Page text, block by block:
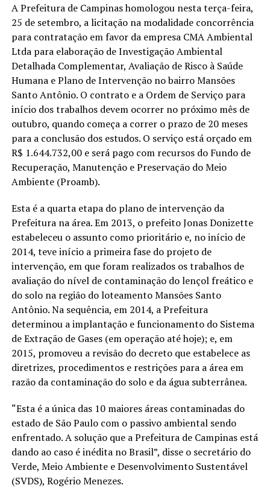
A Prefeitura de Campinas homologou nesta terça-feira,
25 de setembro, a licitação na modalidade concorrência
para contratação em favor da empresa CMA Ambiental
Ltda para elaboração de Investigação Ambiental
Detalhada Complementar, Avaliação de Risco à Saúde
Humana e Plano de Intervenção no bairro Mansões
Santo Antônio. O contrato e a Ordem de Serviço para
início dos trabalhos devem ocorrer no próximo mês de
outubro, quando começa a correr o prazo de 20 meses
para a conclusão dos estudos. O serviço está orçado em
R$ 1.644.732,00 e será pago com recursos do Fundo de
Recuperação, Manutenção e Preservação do Meio
Ambiente (Proamb).
Esta é a quarta etapa do plano de intervenção da
Prefeitura na área. Em 2013, o prefeito Jonas Donizette
estabeleceu o assunto como prioritário e, no início de
2014, teve início a primeira fase do projeto de
intervenção, em que foram realizados os trabalhos de
avaliação do nível de contaminação do lençol freático e
do solo na região do loteamento Mansões Santo
Antônio. Na sequência, em 2014, a Prefeitura
determinou a implantação e funcionamento do Sistema
de Extração de Gases (em operação até hoje); e, em
2015, promoveu a revisão do decreto que estabelece as
diretrizes, procedimentos e restrições para a área em
razão da contaminação do solo e da água subterrânea.
“Esta é a única das 10 maiores áreas contaminadas do
estado de São Paulo com o passivo ambiental sendo
enfrentado. A solução que a Prefeitura de Campinas está
dando ao caso é inédita no Brasil”, disse o secretário do
Verde, Meio Ambiente e Desenvolvimento Sustentável
(SVDS), Rogério Menezes.